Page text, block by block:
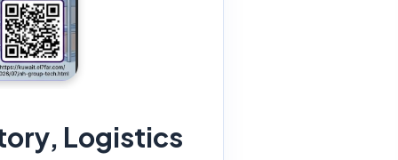
Logistics